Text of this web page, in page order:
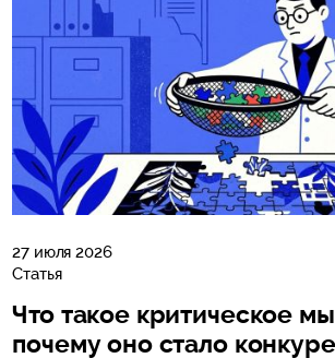
27 июля 2026
Статья
Что такое критическое
почему оно стало